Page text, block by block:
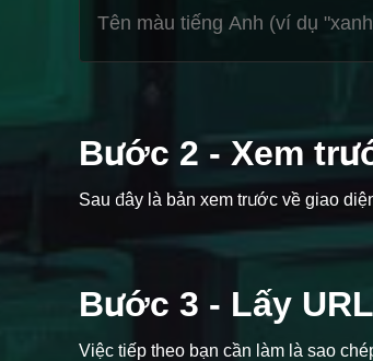
Bước 2 - Xem
Sau đây là bản xem trước về giao
Bước 3 - Lấy
Việc tiếp theo bạn cần làm là sao